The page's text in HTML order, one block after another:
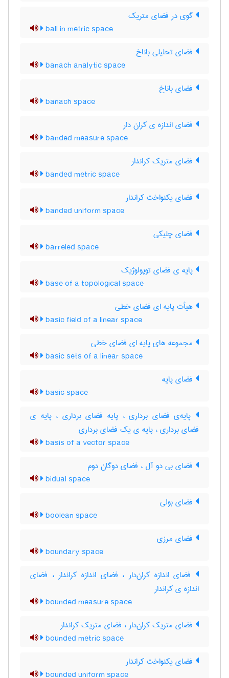
گوی در فضای متریک
ball in metric space
فضای تحلیلی باناخ
banach analytic space
فضای باناخ
banach space
فضای اندازه ی کران دار
banded measure space
فضای متریک کراندار
banded metric space
فضای یکنواخت کراندار
banded uniform space
فضای چلیکی
barreled space
پایه ی فضای توپولوژیک
base of a topological space
هیأت پایه ای فضای خطی
basic field of a linear space
مجموعه های پایه ای فضای خطی
basic sets of a linear space
فضای پایه
basic space
پایه‌ی فضای برداری ، پایه فضای برداری ، پایه ی
فضای برداری ، پایه ی یک فضای برداری
basis of a vector space
فضای بی دو آل ، فضای دوگان دوم
bidual space
فضای بولی
boolean space
فضای مرزی
boundary space
فضای اندازه کران‌دار ، فضای اندازه کراندار ، فضای
اندازه ی کراندار
bounded measure space
فضای متریک کران‌دار ، فضای متریک کراندار
bounded metric space
فضای یکنواخت کراندار
bounded uniform space